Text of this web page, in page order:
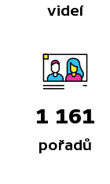
videí
1 161
pořadů